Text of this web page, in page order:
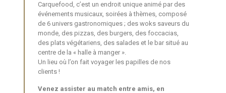
Carquefood, c’est un endroit unique animé par des
événements musicaux, soirées à thèmes, composé
de 6 univers gastronomiques ; des woks saveurs du
monde, des pizzas, des burgers, des foccacias,
des plats végétariens, des salades et le bar situé au
centre de la « halle à manger ».
Un lieu où l’on fait voyager les papilles de nos
clients !
Venez assister au match entre amis, en